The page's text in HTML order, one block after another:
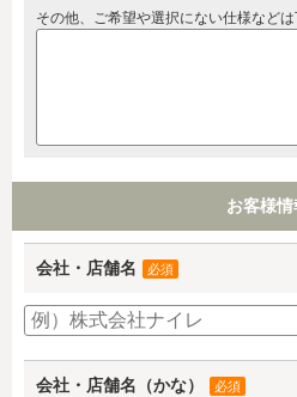
その他、ご希望や選択にない仕様など
お客様情
会社・店舗名 必須
会社・店舗名（かな） 必須